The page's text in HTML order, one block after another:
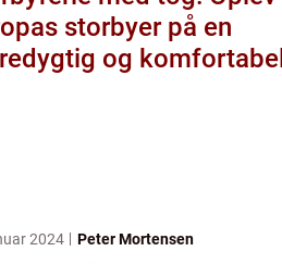
storbyer på en
og komfortabel
2024 Peter Mortensen